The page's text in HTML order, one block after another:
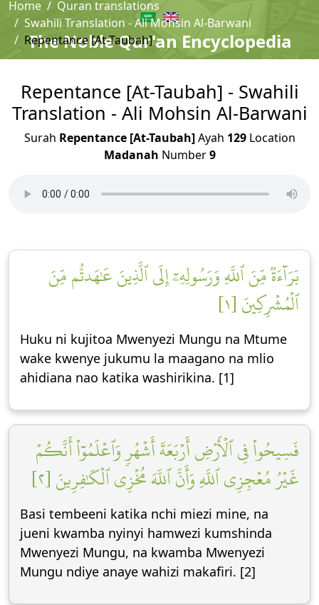
The Noble Qur'an Encyclopedia
Home
Quran translations
Swahili Translation - Ali Mohsin Al-Barwani
Repentance [At-Taubah]
Repentance [At-Taubah] - Swahili
Translation - Ali Mohsin Al-Barwani
Surah Repentance [At-Taubah]Ayah 129Location
Madanah Number9
بَرَآءَةٞ مِّنَ ٱللَّهِ وَرَسُولِهِۦٓ إِلَى ٱلَّذِينَ عَٰهَدتُّم مِّنَ
ٱلۡمُشۡرِكِينَ [١]
Huku ni kujitoa Mwenyezi Mungu na Mtume
wake kwenye jukumu la maagano na mlio
ahidiana nao katika washirikina. [1]
فَسِيحُواْ فِي ٱلۡأَرۡضِ أَرۡبَعَةَ أَشۡهُرٖ وَٱعۡلَمُوٓاْ أَنَّكُمۡ
غَيۡرُ مُعۡجِزِي ٱللَّهِ وَأَنَّ ٱللَّهَ مُخۡزِي ٱلۡكَٰفِرِينَ [٢]
Basi tembeeni katika nchi miezi mine, na
jueni kwamba nyinyi hamwezi kumshinda
Mwenyezi Mungu, na kwamba Mwenyezi
Mungu ndiye anaye wahizi makafiri. [2]